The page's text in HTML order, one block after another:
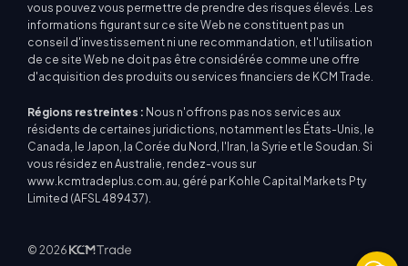
vous pouvez vous permettre de prendre des risques élevés. Les
informations figurant sur ce site Web ne constituent pas un
conseil d'investissement ni une recommandation, et l'utilisation
de ce site Web ne doit pas être considérée comme une offre
d'acquisition des produits ou services financiers de KCM Trade.
Régions restreintes : Nous n'offrons pas nos services aux
résidents de certaines juridictions, notamment les États-Unis, le
Canada, le Japon, la Corée du Nord, l'Iran, la Syrie et le Soudan. Si
vous résidez en Australie, rendez-vous sur
www.kcmtradeplus.com.au, géré par Kohle Capital Markets Pty
Limited (AFSL 489437).
© 2026